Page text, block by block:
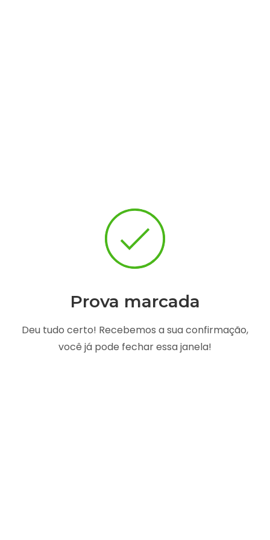
Prova marcada
Deu tudo certo! Recebemos a sua confirmação,
você já pode fechar essa janela!